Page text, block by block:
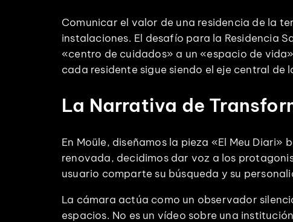
Comunicar el valor de una residencia de la
instalaciones. El desafío para la Residencia
«centro de cuidados» a un «espacio de
cada residente sigue siendo el eje central de
La Narrativa de
En Moüle, diseñamos la pieza «El Meu
renovada, decidimos dar voz a los
usuario comparte su búsqueda y su
La cámara actúa como un observador
espacios. No es un vídeo sobre una